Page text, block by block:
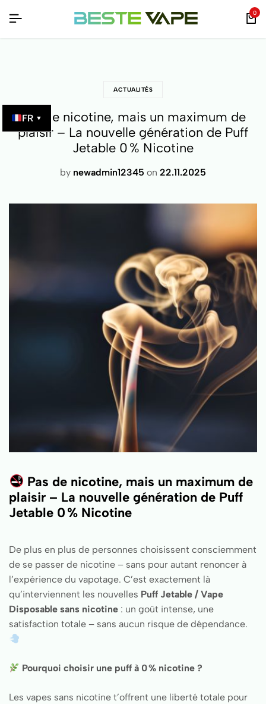
FR ▼
– VÉRIFIABLES PAR QR CODE !
– VÉRIFIABLES PAR QR CODE !
– VÉRIFIABLES PAR QR CODE ! 0
ACTUALITÉS
Pas de nicotine, mais un maximum de
plaisir – La nouvelle génération de Puff
Jetable 0 % Nicotine
by newadmin12345 on 22.11.2025
Pas de nicotine, mais un maximum de
plaisir – La nouvelle génération de Puff
Jetable 0 % Nicotine
De plus en plus de personnes choisissent consciemment
de se passer de nicotine – sans pour autant renoncer à
l’expérience du vapotage. C’est exactement là
qu’interviennent les nouvelles Puff Jetable / Vape
Disposable sans nicotine : un goût intense, une
satisfaction totale – sans aucun risque de dépendance.
Pourquoi choisir une puff à 0 % nicotine ?
Les vapes sans nicotine t’offrent une liberté totale pour